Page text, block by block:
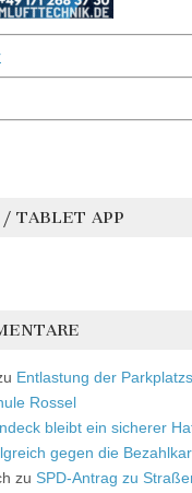
/ TABLET APP
Entlastung der
Rossel
bleibt ein sicherer
gegen die
zu SPD-Antrag zu